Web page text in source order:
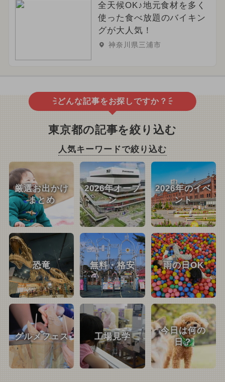
全天候OK♪地元食材を多く
使った食べ放題のバイキン
グが大人気！
神奈川県三浦市
どんな記事をお探しですか？
東京都の記事を絞り込む
人気キーワードで絞り込む
厳選お出かけ
まとめ
2026年オープ
ン
2026年のイベ
ント
恐竜 無料・格安 雨の日OK
グルメフェス 工場見学
今日は何の
日？